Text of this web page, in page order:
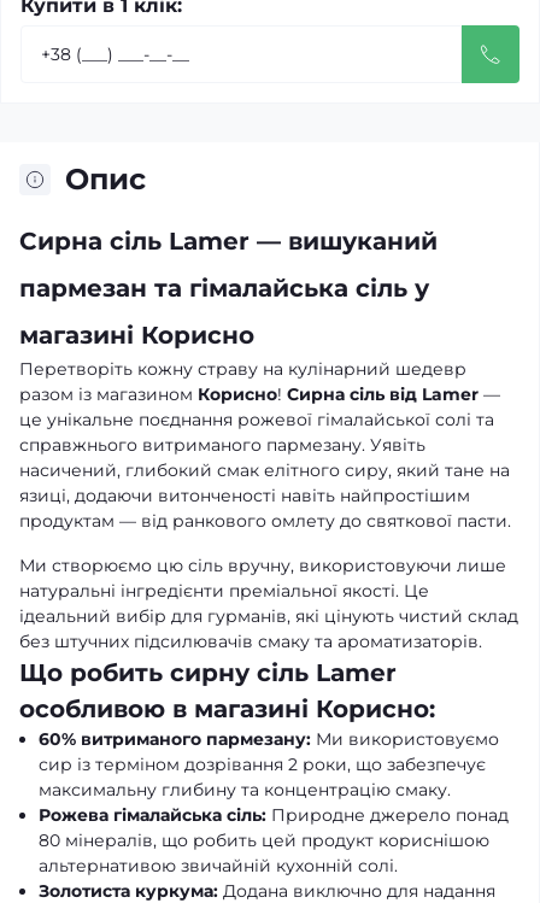
Купити в 1 клік:
Опис
Сирна сіль Lamer — вишуканий
пармезан та гімалайська сіль у
магазині Корисно
Перетворіть кожну страву на кулінарний шедевр
разом із магазином Корисно! Сирна сіль від Lamer —
це унікальне поєднання рожевої гімалайської солі та
справжнього витриманого пармезану. Уявіть
насичений, глибокий смак елітного сиру, який тане на
язиці, додаючи витонченості навіть найпростішим
продуктам — від ранкового омлету до святкової пасти.
Ми створюємо цю сіль вручну, використовуючи лише
натуральні інгредієнти преміальної якості. Це
ідеальний вибір для гурманів, які цінують чистий склад
без штучних підсилювачів смаку та ароматизаторів.
Що робить сирну сіль Lamer
особливою в магазині Корисно:
60% витриманого пармезану: Ми використовуємо
сир із терміном дозрівання 2 роки, що забезпечує
максимальну глибину та концентрацію смаку.
Рожева гімалайська сіль: Природне джерело понад
80 мінералів, що робить цей продукт кориснішою
альтернативою звичайній кухонній солі.
Золотиста куркума: Додана виключно для надання